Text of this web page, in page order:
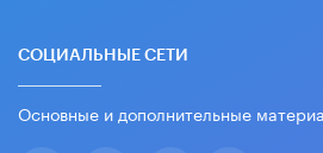
СОЦИАЛЬНЫЕ СЕТИ
Основные и дополнительные